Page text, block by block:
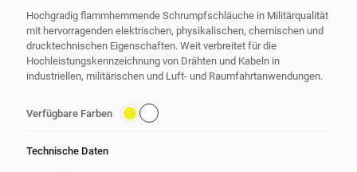
Hochgradig flammhemmende Schrumpfschläuche in Militärqualität
mit hervorragenden elektrischen, physikalischen, chemischen und
drucktechnischen Eigenschaften. Weit verbreitet für die
Hochleistungskennzeichnung von Drähten und Kabeln in
industriellen, militärischen und Luft- und Raumfahrtanwendungen.
Verfügbare Farben
Technische Daten